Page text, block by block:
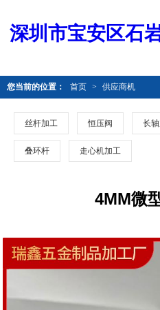
深圳市宝安区石
您当前的位置： 首页 > 供应商机
丝杆加工 恒压阀 长
叠环杆 走心机加工
4MM微